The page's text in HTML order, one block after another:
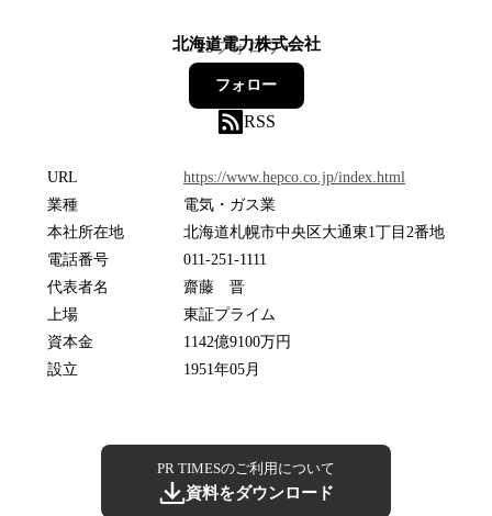
北海道電力株式会社
28フォロワー
フォロー
RSS
URL
https://www.hepco.co.jp/index.html
業種
電気・ガス業
本社所在地
北海道札幌市中央区大通東1丁目2番地
電話番号
011-251-1111
代表者名
齋藤 晋
上場
東証プライム
資本金
1142億9100万円
設立
1951年05月
PR TIMESのご利用について
資料をダウンロード